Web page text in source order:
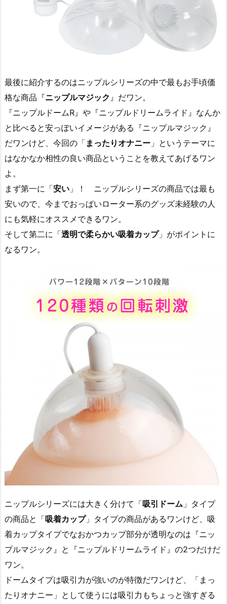
最後に紹介するのはニップルシリーズの中で最もお手頃価
格な商品『ニップルマジック 』だワン。
『ニップルドームR』や『ニップルドリームライド』なんか
と比べると安っぽいイメージがある『ニップルマジック』
だワンけど、今回の「 まったりオナニー 」というテーマに
はなかなか相性の良い商品ということを教えてあげるワン
よ。
まず第一に「安い 」！ ニップルシリーズの商品では最も
安いので、今までおっぱいローター系のグッズ未経験の人
にも気軽にオススメできるワン。
そして第二に「透明で柔らかい吸着カップ」がポイントに
なるワン。
ニップルシリーズには大きく分けて「吸引ドーム 」タイプ
の商品と「吸着カップ」タイプの商品があるワンけど、吸
着カップタイプでなおかつカップ部分が透明なのは『ニッ
プルマジック』と『ニップルドリームライド』の2つだけだ
ワン。
ドームタイプは吸引力が強いのが特徴だワンけど、「まっ
たりオナニー」として使うには吸引力もちょっと強すぎる